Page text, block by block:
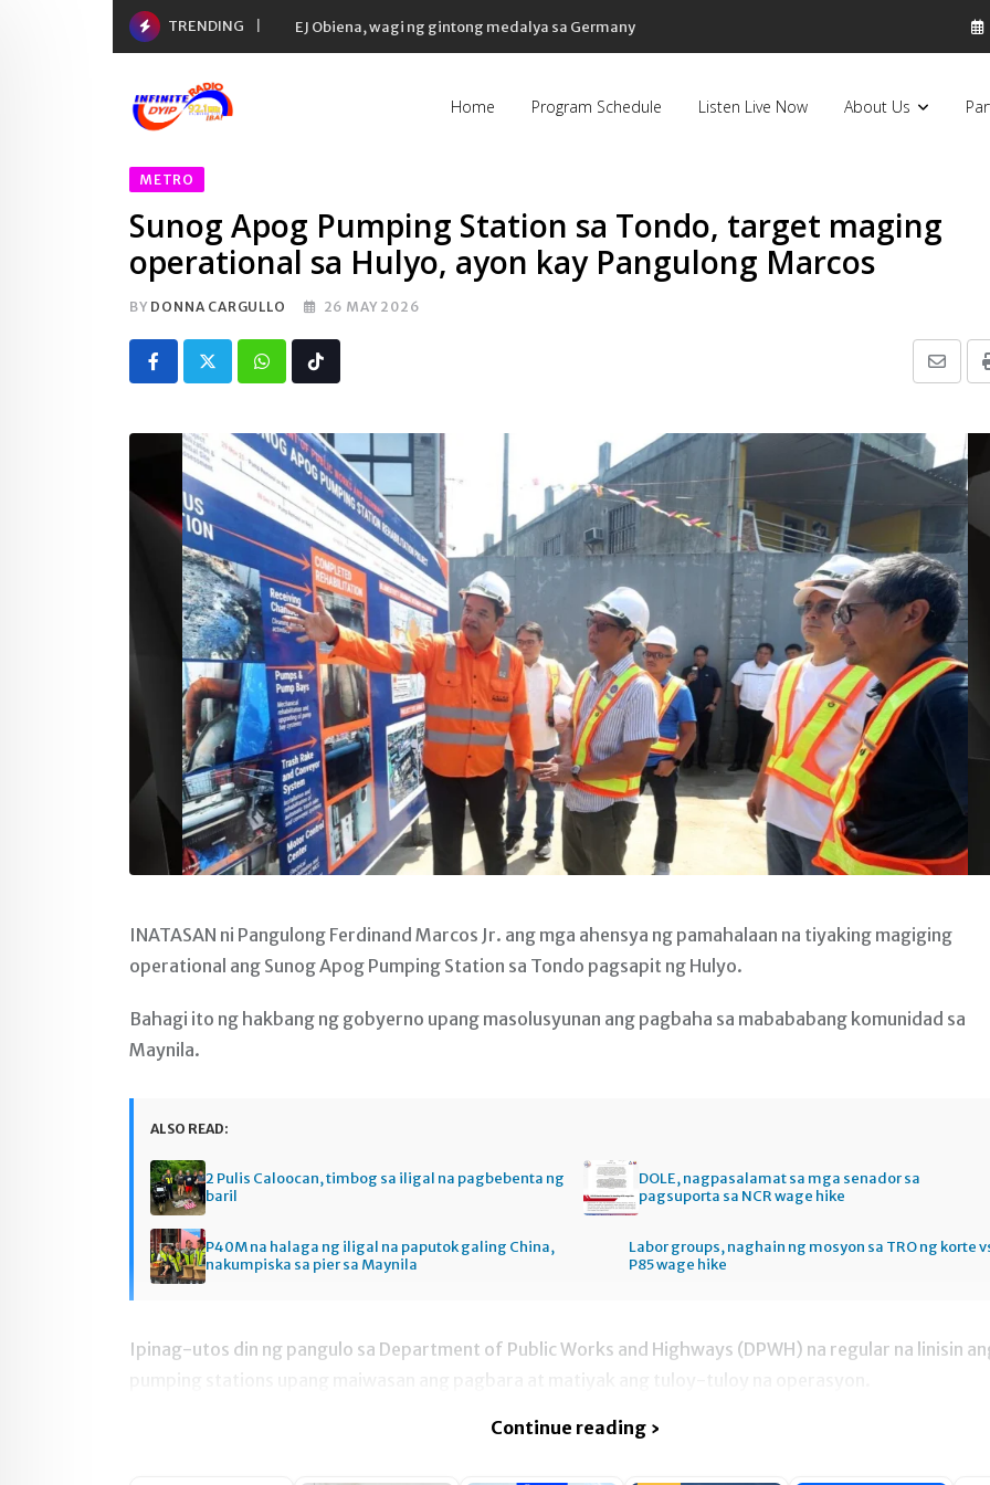
TRENDING EJ Obiena, wagi ng gintong medalya sa Germany
Home Program Schedule Listen Live Now About Us
METRO
Sunog Apog Pumping Station sa Tondo, target maging
operational sa Hulyo, ayon kay Pangulong Marcos
BY DONNA CARGULLO 26 MAY 2026
Whatsapp
Share
Email
Tiktok
INATASAN ni Pangulong Ferdinand Marcos Jr. ang mga ahensya ng pamahalaan na tiyaking magiging
operational ang Sunog Apog Pumping Station sa Tondo pagsapit ng Hulyo.
Bahagi ito ng hakbang ng gobyerno upang masolusyunan ang pagbaha sa mabababang komunidad sa
Maynila.
ALSO READ:
2 Pulis Caloocan, timbog sa iligal na pagbebenta ng
baril
DOLE, nagpasalamat sa mga senador sa
pagsuporta sa NCR wage hike
P40M na halaga ng iligal na paputok galing China,
nakumpiska sa pier sa Maynila
Labor groups, naghain ng mosyon sa TRO ng korte
P85 wage hike
Ipinag-utos din ng pangulo sa Department of Public Works and Highways (DPWH) na regular na linisin
Continue reading ›